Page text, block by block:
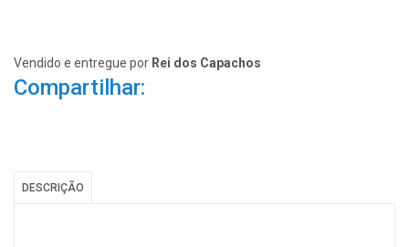
Vendido e entregue por Rei dos Capachos
Compartilhar:
DESCRIÇÃO